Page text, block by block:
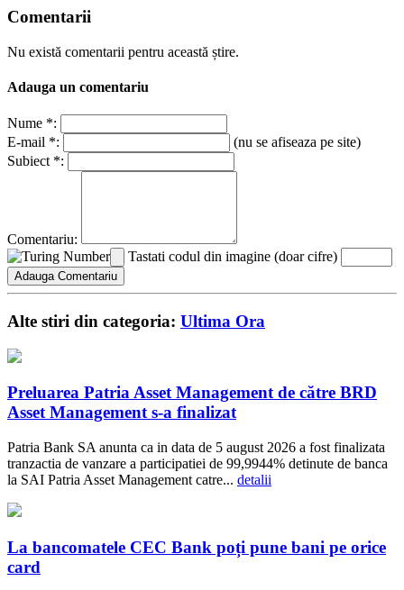
Comentarii
Nu există comentarii pentru această știre.
Adauga un comentariu
Nume *:
E-mail *:
(nu se afiseaza pe site)
Subiect *:
Comentariu:
Tastati codul din imagine (doar cifre)
Alte stiri din categoria: Ultima Ora
Preluarea Patria Asset Management de către BRD
Asset Management s-a finalizat
Patria Bank SA anunta ca in data de 5 august 2026 a fost finalizata
tranzactia de vanzare a participatiei de 99,9944% detinute de banca
la SAI Patria Asset Management catre... detalii
La bancomatele CEC Bank poți pune bani pe orice
card